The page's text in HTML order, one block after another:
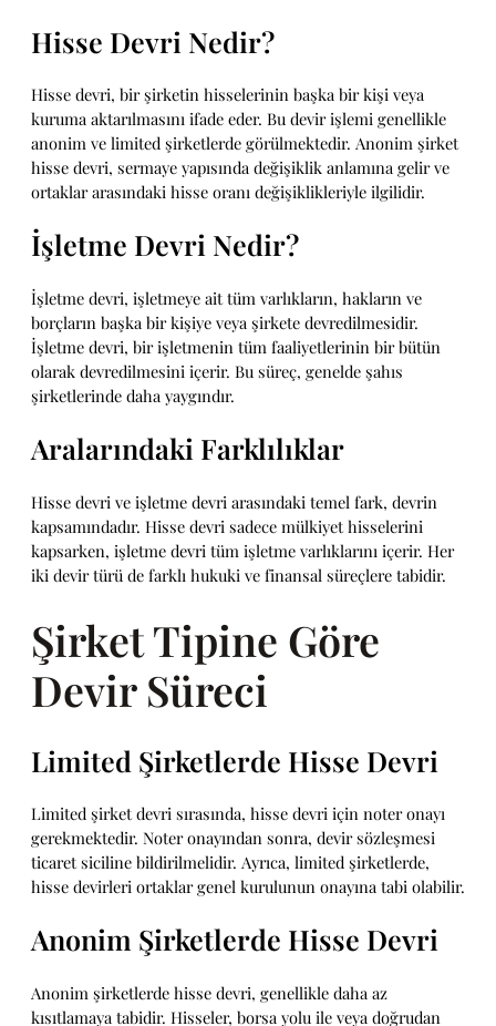
Hisse Devri Nedir?
Hisse devri, bir şirketin hisselerinin başka bir kişi veya
kuruma aktarılmasını ifade eder. Bu devir işlemi genellikle
anonim ve limited şirketlerde görülmektedir. Anonim şirket
hisse devri, sermaye yapısında değişiklik anlamına gelir ve
ortaklar arasındaki hisse oranı değişiklikleriyle ilgilidir.
İşletme Devri Nedir?
İşletme devri, işletmeye ait tüm varlıkların, hakların ve
borçların başka bir kişiye veya şirkete devredilmesidir.
İşletme devri, bir işletmenin tüm faaliyetlerinin bir bütün
olarak devredilmesini içerir. Bu süreç, genelde şahıs
şirketlerinde daha yaygındır.
Aralarındaki Farklılıklar
Hisse devri ve işletme devri arasındaki temel fark, devrin
kapsamındadır. Hisse devri sadece mülkiyet hisselerini
kapsarken, işletme devri tüm işletme varlıklarını içerir. Her
iki devir türü de farklı hukuki ve finansal süreçlere tabidir.
Şirket Tipine Göre
Devir Süreci
Limited Şirketlerde Hisse Devri
Limited şirket devri sırasında, hisse devri için noter onayı
gerekmektedir. Noter onayından sonra, devir sözleşmesi
ticaret siciline bildirilmelidir. Ayrıca, limited şirketlerde,
hisse devirleri ortaklar genel kurulunun onayına tabi olabilir.
Anonim Şirketlerde Hisse Devri
Anonim şirketlerde hisse devri, genellikle daha az
kısıtlamaya tabidir. Hisseler, borsa yolu ile veya doğrudan